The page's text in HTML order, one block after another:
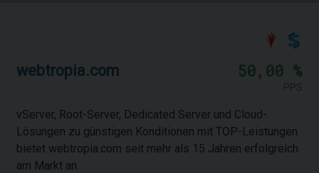
webtropia.com 50,00 %
vServer, Root-Server, Dedicated Server und Cloud-
Lösungen zu günstigen Konditionen mit TOP-Leistungen
bietet webtropia.com seit mehr als 15 Jahren erfolgreich
am Markt an.